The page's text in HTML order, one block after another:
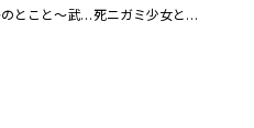
かのとこと～武蔵花町怪話譚～ 【連載版】 死ニガミ少女とスマホ神